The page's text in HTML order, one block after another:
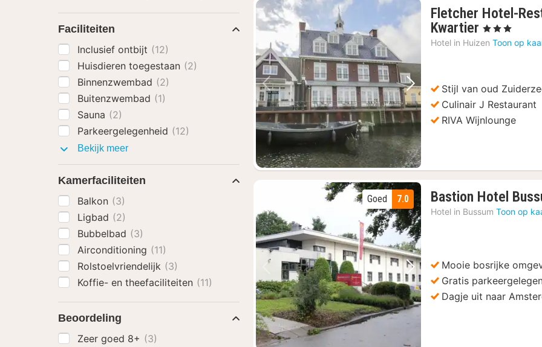
Vorige foto Volgende foto
Fletcher Hotel-
Kwartier 1
nacht
€
, 3 Sterren
Hotel in Huizen Toon op
Stijl van oud
Culinair J Restaurant
RIVA Wijnlounge
Vorige foto Volgende foto
7.0
Goed Bastion Hotel
Hotel in Bussum Toon op
Mooie bosrijke
Gratis
Dagje uit naar
Faciliteiten
Inclusief ontbijt (12)
Huisdieren toegestaan (2)
Binnenzwembad (2)
Buitenzwembad (1)
Sauna (2)
Parkeergelegenheid (12)
Bekijk meerFaciliteiten
Kamerfaciliteiten
Balkon (3)
Ligbad (2)
Bubbelbad (3)
Airconditioning (11)
Rolstoelvriendelijk (3)
Koffie- en theefaciliteiten (11)
Beoordeling
Zeer goed 8+ (3)